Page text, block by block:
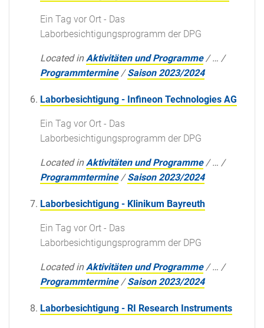
Ein Tag vor Ort - Das
Laborbesichtigungsprogramm der DPG
Located in Aktivitäten und Programme /… /
Programmtermine /Saison 2023/2024
Laborbesichtigung - Infineon Technologies AG
Ein Tag vor Ort - Das
Laborbesichtigungsprogramm der DPG
Located in Aktivitäten und Programme /… /
Programmtermine /Saison 2023/2024
Laborbesichtigung - Klinikum Bayreuth
Ein Tag vor Ort - Das
Laborbesichtigungsprogramm der DPG
Located in Aktivitäten und Programme /… /
Programmtermine /Saison 2023/2024
Laborbesichtigung - RI Research Instruments